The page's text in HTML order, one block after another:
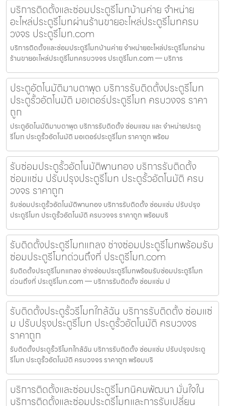
บริการติดตั้งและซ่อมประตูรีโมทบ้านค่าย จำหน่าย
อะไหล่ประตูรีโมทผ่านร้านขายอะไหล่ประตูรีโมทครบ
วงจร ประตูรีโมท.com
บริการติดตั้งและซ่อมประตูรีโมทบ้านค่าย จำหน่ายอะไหล่ประตูรีโมทผ่าน
ร้านขายอะไหล่ประตูรีโมทครบวงจร ประตูรีโมท.com — บริการ
ประตูอัตโนมัติมาบตาพุด บริการรับติดตั้งประตูรีโมท
ประตูรั้วอัตโนมัติ มอเตอร์ประตูรีโมท ครบวงจร ราคา
ถูก
ประตูอัตโนมัติมาบตาพุด บริการรับติดตั้ง ซ่อมแซม และ จำหน่ายประตู
รีโมท ประตูรั้วอัตโนมัติ มอเตอร์ประตูรีโมท ราคาถูก พร้อม
รับซ่อมประตูรั้วอัตโนมัติพานทอง บริการรับติดตั้ง
ซ่อมแซ่ม ปรับปรุงประตูรีโมท ประตูรั้วอัตโนมัติ ครบ
วงจร ราคาถูก
รับซ่อมประตูรั้วอัตโนมัติพานทอง บริการรับติดตั้ง ซ่อมแซ่ม ปรับปรุง
ประตูรีโมท ประตูรั้วอัตโนมัติ ครบวงจร ราคาถูก พร้อมบริ
รับติดตั้งประตูรีโมทแกลง ช่างซ่อมประตูรีโมทพร้อมรับ
ซ่อมประตูรีโมทด่วนถึงที่ ประตูรีโมท.com
รับติดตั้งประตูรีโมทแกลง ช่างซ่อมประตูรีโมทพร้อมรับซ่อมประตูรีโมท
ด่วนถึงที่ ประตูรีโมท.com — บริการรับติดตั้ง ซ่อมแซ่ม ป
รับติดตั้งประตูรั้วรีโมทใกล้ฉัน บริการรับติดตั้ง ซ่อมแซ่
ม ปรับปรุงประตูรีโมท ประตูรั้วอัตโนมัติ ครบวงจร
ราคาถูก
รับติดตั้งประตูรั้วรีโมทใกล้ฉัน บริการรับติดตั้ง ซ่อมแซ่ม ปรับปรุงประตู
รีโมท ประตูรั้วอัตโนมัติ ครบวงจร ราคาถูก พร้อมบริ
บริการติดตั้งและซ่อมประตูรีโมทนิคมพัฒนา มั่นใจใน
บริการติดตั้งและซ่อมประตูรีโมทและการรับเปลี่ยน